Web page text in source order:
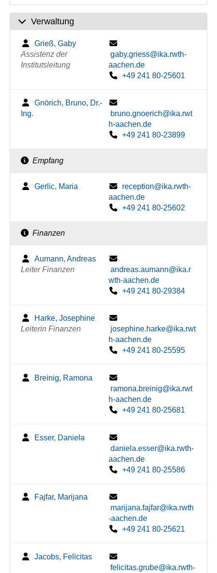
Verwaltung
Grieß, Gaby
Assistenz der
Institutsleitung
gaby.griess@ika.rwth-
aachen.de
+49 241 80-25601
Gnörich, Bruno, Dr.-
Ing.
bruno.gnoerich@ika.rwt
h-aachen.de
+49 241 80-23899
Empfang
Gerlic, Maria
reception@ika.rwth-
aachen.de
+49 241 80-25602
Finanzen
Aumann, Andreas
Leiter Finanzen
andreas.aumann@ika.r
wth-aachen.de
+49 241 80-29384
Harke, Josephine
Leiterin Finanzen
josephine.harke@ika.rwt
h-aachen.de
+49 241 80-25595
Breinig, Ramona
ramona.breinig@ika.rwt
h-aachen.de
+49 241 80-25681
Esser, Daniela
daniela.esser@ika.rwth-
aachen.de
+49 241 80-25586
Fajfar, Marijana
marijana.fajfar@ika.rwth
-aachen.de
+49 241 80-25621
Jacobs, Felicitas
felicitas.grube@ika.rwth-